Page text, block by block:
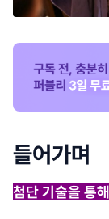
들어가며
첨단 기술을 통